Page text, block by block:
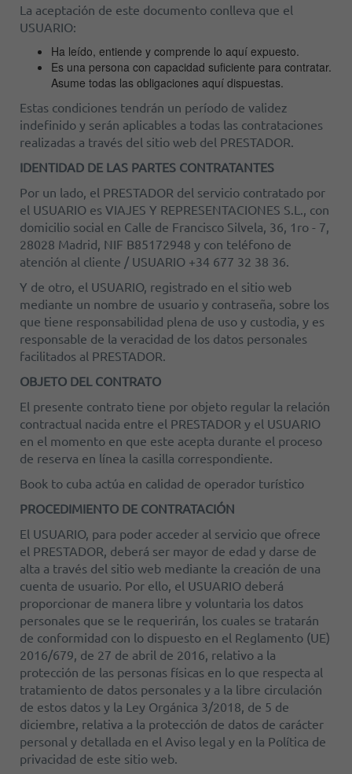
La aceptación de este documento conlleva que el
USUARIO:
Ha leído, entiende y comprende lo aquí expuesto.
Es una persona con capacidad suficiente para contratar.
Asume todas las obligaciones aquí dispuestas.
Estas condiciones tendrán un período de validez
indefinido y serán aplicables a todas las contrataciones
realizadas a través del sitio web del PRESTADOR.
IDENTIDAD DE LAS PARTES CONTRATANTES
Por un lado, el PRESTADOR del servicio contratado por
el USUARIO es VIAJES Y REPRESENTACIONES S.L., con
domicilio social en Calle de Francisco Silvela, 36, 1ro - 7,
28028 Madrid, NIF B85172948 y con teléfono de
atención al cliente / USUARIO +34 677 32 38 36.
Y de otro, el USUARIO, registrado en el sitio web
mediante un nombre de usuario y contraseña, sobre los
que tiene responsabilidad plena de uso y custodia, y es
responsable de la veracidad de los datos personales
facilitados al PRESTADOR.
OBJETO DEL CONTRATO
El presente contrato tiene por objeto regular la relación
contractual nacida entre el PRESTADOR y el USUARIO
en el momento en que este acepta durante el proceso
de reserva en línea la casilla correspondiente.
Book to cuba actúa en calidad de operador turístico
PROCEDIMIENTO DE CONTRATACIÓN
El USUARIO, para poder acceder al servicio que ofrece
el PRESTADOR, deberá ser mayor de edad y darse de
alta a través del sitio web mediante la creación de una
cuenta de usuario. Por ello, el USUARIO deberá
proporcionar de manera libre y voluntaria los datos
personales que se le requerirán, los cuales se tratarán
de conformidad con lo dispuesto en el Reglamento (UE)
2016/679, de 27 de abril de 2016, relativo a la
protección de las personas físicas en lo que respecta al
tratamiento de datos personales y a la libre circulación
de estos datos y la Ley Orgánica 3/2018, de 5 de
diciembre, relativa a la protección de datos de carácter
personal y detallada en el Aviso legal y en la Política de
privacidad de este sitio web.